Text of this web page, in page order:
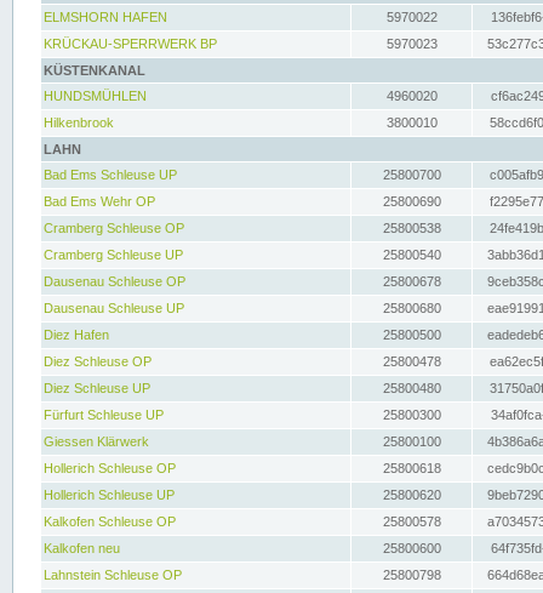
ELMSHORN HAFEN
5970022
KRÜCKAU-SPERRWERK BP
5970023
KÜSTENKANAL
HUNDSMÜHLEN
4960020
Hilkenbrook
3800010
LAHN
Bad Ems Schleuse UP
25800700
Bad Ems Wehr OP
25800690
Cramberg Schleuse OP
25800538
Cramberg Schleuse UP
25800540
Dausenau Schleuse OP
25800678
Dausenau Schleuse UP
25800680
Diez Hafen
25800500
Diez Schleuse OP
25800478
Diez Schleuse UP
25800480
Fürfurt Schleuse UP
25800300
Giessen Klärwerk
25800100
Hollerich Schleuse OP
25800618
Hollerich Schleuse UP
25800620
Kalkofen Schleuse OP
25800578
Kalkofen neu
25800600
Lahnstein Schleuse OP
25800798